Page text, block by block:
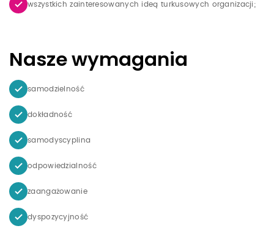
wszystkich zainteresowanych ideą turkusowych organizacji;
Nasze wymagania
samodzielność
dokładność
samodyscyplina
odpowiedzialność
zaangażowanie
dyspozycyjność